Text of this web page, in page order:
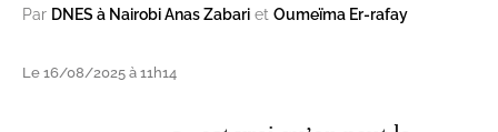
Par DNES à Nairobi Anas Zabari et Oumeïma Er-rafay
Le 16/08/2025 à 11h14